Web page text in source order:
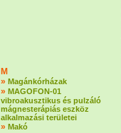
M
» Magánkórházak
» MAGOFON-01
vibroakusztikus és pulzáló
mágnesterápiás eszköz
alkalmazási területei
» Makó